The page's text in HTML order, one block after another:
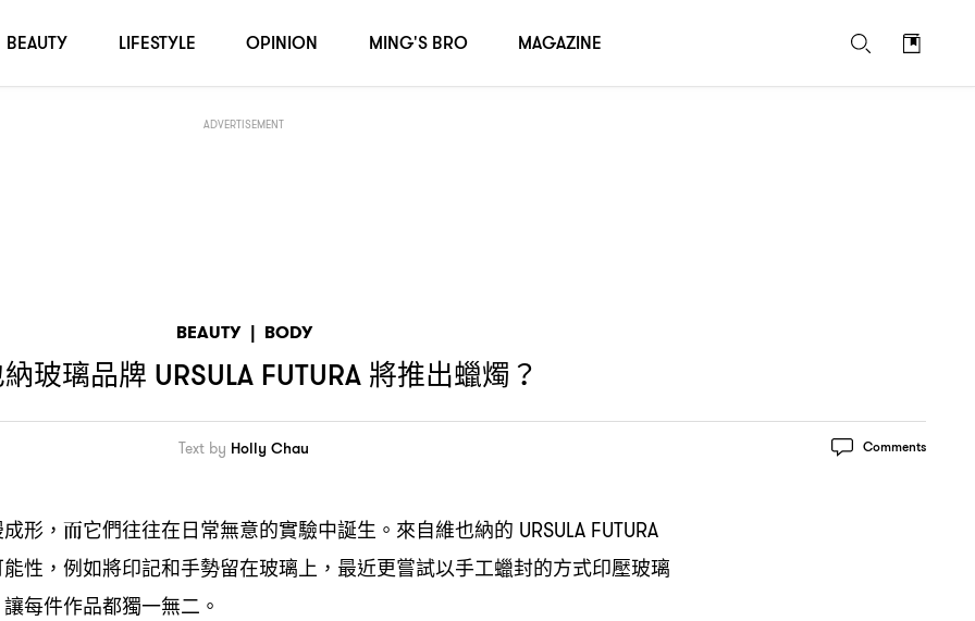
ADVERTISEMENT
BEAUTY | BODY
玻璃品牌 URSULA FUTURA 將推出蠟燭 ？
Text by Holly Chau Comments
形 ， 而它們往往在日常無意的實驗中誕生。來自維也納的 URSULA FUTURA
性 ， 例如將印記和手勢留在玻璃上 ， 最近更嘗試以手工蠟封的方式印壓玻璃
讓每件作品都獨一無二。
BEAUTY LIFESTYLE OPINION MING'S BRO MAGAZINE